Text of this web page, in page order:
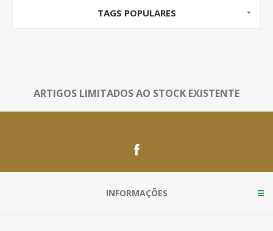
TAGS POPULARES
ARTIGOS LIMITADOS AO STOCK EXISTENTE
INFORMAÇÕES